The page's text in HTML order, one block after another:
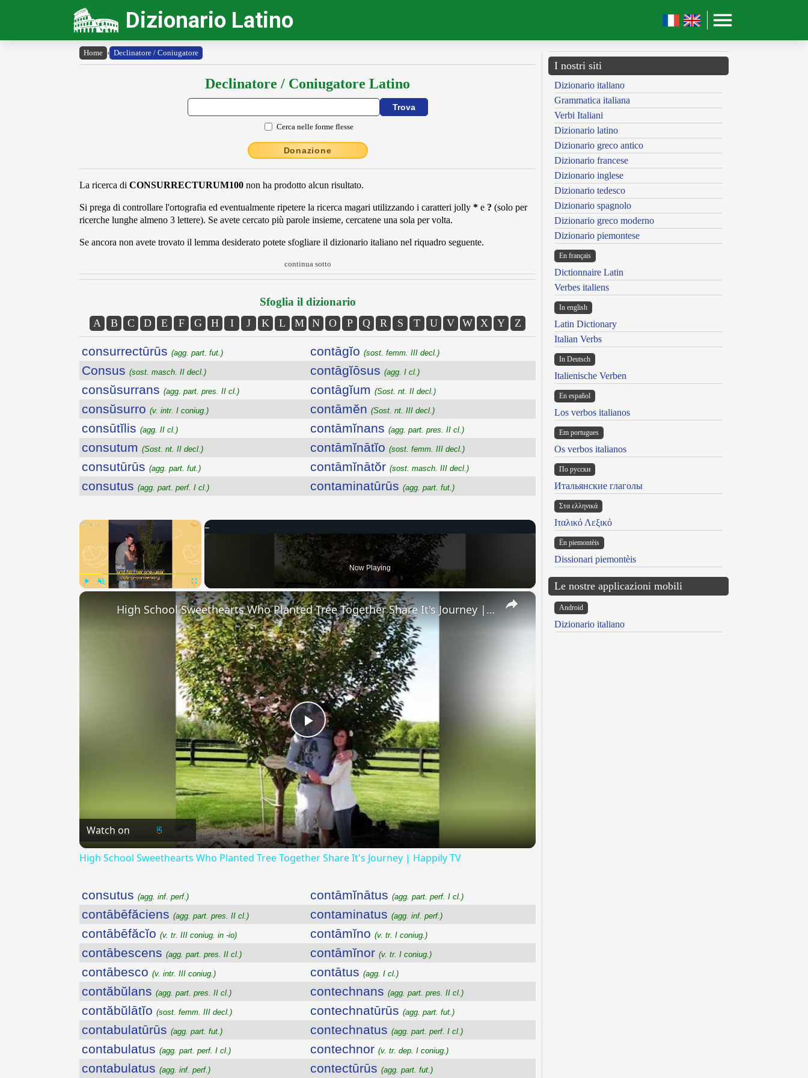
Dizionario Latino
Home › Declinatore / Coniugatore
Declinatore / Coniugatore Latino
Cerca nelle forme flesse
Donazione
La ricerca di CONSURRECTURUM100 non ha prodotto alcun risultato.
Si prega di controllare l'ortografia ed eventualmente ripetere la ricerca magari utilizzando i caratteri jolly * e ? (solo per
ricerche lunghe almeno 3 lettere). Se avete cercato più parole insieme, cercatene una sola per volta.
Se ancora non avete trovato il lemma desiderato potete sfogliare il dizionario italiano nel riquadro seguente.
continua sotto
Sfoglia il dizionario
A B C D E F G H I J K L M N O P Q R S T U V W X Y Z
consurrectūrūs (agg. part. fut.) contāgĭo (sost. femm. III decl.)
Consus (sost. masch. II decl.) contāgĭōsus (agg. I cl.)
consŭsurrans (agg. part. pres. II cl.) contāgĭum (Sost. nt. II decl.)
consŭsurro (v. intr. I coniug.) contāmĕn (Sost. nt. III decl.)
consūtĭlis (agg. II cl.) contāmĭnans (agg. part. pres. II cl.)
consutum (Sost. nt. II decl.) contāmĭnātĭo (sost. femm. III decl.)
consutūrūs (agg. part. fut.) contāmĭnātŏr (sost. masch. III decl.)
consutus (agg. part. perf. I cl.) contaminatūrūs (agg. part. fut.)
×
Fullscreen
Now Playing
×
Play
Video
High School Sweethearts Who Planted Tree Together Share It's Journey | Happily TV
Watch on
High School Sweethearts Who Planted Tree Together Share It's Journey | Happily TV
consutus (agg. inf. perf.) contāmĭnātus (agg. part. perf. I cl.)
contābēfăciens (agg. part. pres. II cl.) contaminatus (agg. inf. perf.)
contābēfăcĭo (v. tr. III coniug. in -io) contāmĭno (v. tr. I coniug.)
contābescens (agg. part. pres. II cl.) contāmĭnor (v. tr. I coniug.)
contābesco (v. intr. III coniug.) contātus (agg. I cl.)
contăbŭlans (agg. part. pres. II cl.) contechnans (agg. part. pres. II cl.)
contăbŭlātĭo (sost. femm. III decl.) contechnatūrūs (agg. part. fut.)
contabulatūrūs (agg. part. fut.) contechnatus (agg. part. perf. I cl.)
contabulatus (agg. part. perf. I cl.) contechnor (v. tr. dep. I coniug.)
contabulatus (agg. inf. perf.) contectūrūs (agg. part. fut.)
I nostri siti
Dizionario italiano
Grammatica italiana
Verbi Italiani
Dizionario latino
Dizionario greco antico
Dizionario francese
Dizionario inglese
Dizionario tedesco
Dizionario spagnolo
Dizionario greco moderno
Dizionario piemontese
En français
Dictionnaire Latin
Verbes italiens
In english
Latin Dictionary
Italian Verbs
In Deutsch
Italienische Verben
En español
Los verbos italianos
Em portugues
Os verbos italianos
По русски
Итальянские глаголы
Στα ελληνικά
Ιταλικό Λεξικό
Ën piemontèis
Dissionari piemontèis
Le nostre applicazioni mobili
Android
Dizionario italiano